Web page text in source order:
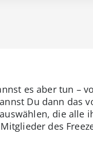
es aber tun –
Du dann das
die alle
des